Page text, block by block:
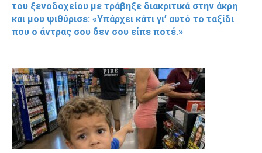
του ξενοδοχείου με τράβηξε διακριτικά στην άκρη
και μου ψιθύρισε: «Υπάρχει κάτι γι’ αυτό το ταξίδι
που ο άντρας σου δεν σου είπε ποτέ.»